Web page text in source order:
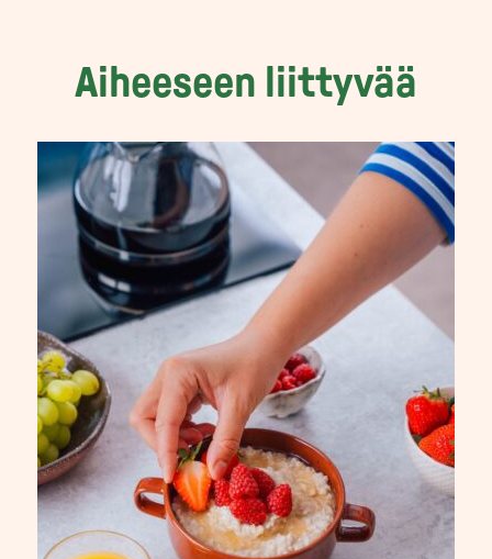
Aiheeseen liittyvää